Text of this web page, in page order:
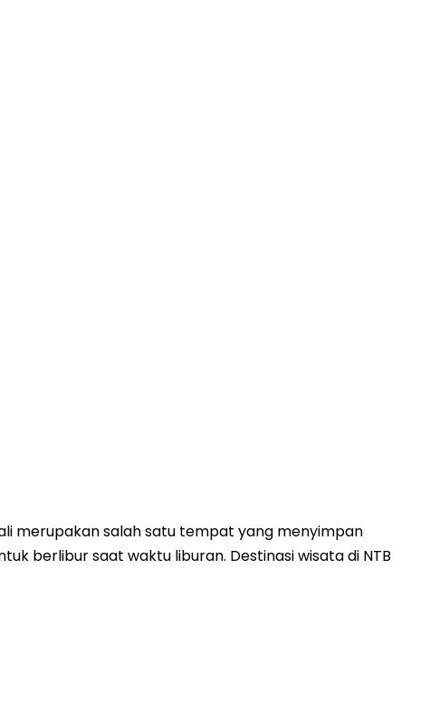
merupakan salah satu tempat yang menyimpan
berlibur saat waktu liburan. Destinasi wisata di NTB